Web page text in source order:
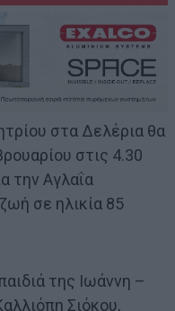
στα Δελέρια θα
στις 4.30
την Αγλαΐα
σε ηλικία 85
της Ιωάννη –
Σιόκου,